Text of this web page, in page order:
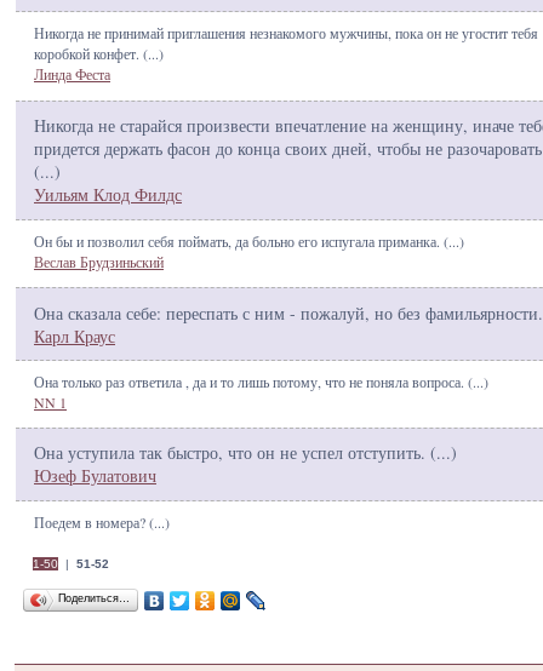
Никогда не принимай приглашения незнакомого мужчины, пока он не угостит тебя
коробкой конфет. (...)
Линда Феста
Никогда не старайся произвести впечатление на женщину, иначе
придется держать фасон до конца своих дней, чтобы не
(...)
Уильям Клод Филдс
Он бы и позволил себя поймать, да больно его испугала приманка. (...)
Веслав Брудзиньский
Она сказала себе: переспать с ним - пожалуй, но без
Карл Краус
Она только раз ответила , да и то лишь потому, что не поняла вопроса. (...)
NN 1
Она уступила так быстро, что он не успел отступить. (...)
Юзеф Булатович
Поедем в номера? (...)
1-50| 51-52
Поделиться…